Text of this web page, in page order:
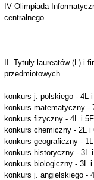
IV Olimpiada
centralnego.
II. Tytuły laureatów (L) i
przedmiotowych
konkurs j. polskiego - 4L
konkurs matematyczny -
konkurs fizyczny - 4L i 5F
konkurs chemiczny - 2L i
konkurs geograficzny -
konkurs historyczny - 3L
konkurs biologiczny - 3L i
konkurs j. angielskiego -